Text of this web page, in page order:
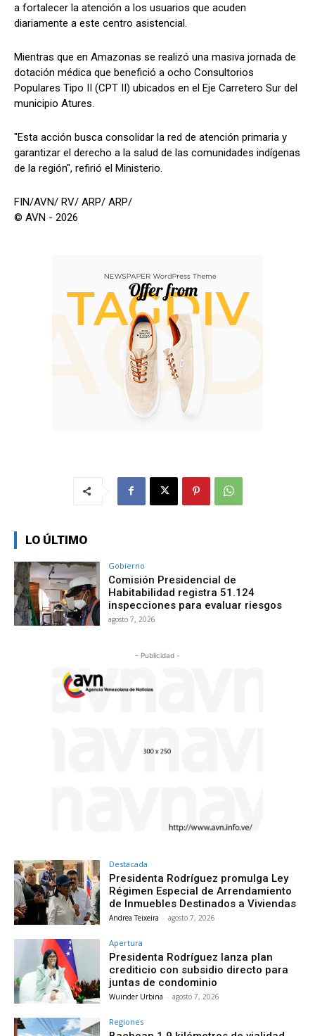
a fortalecer la atención a los usuarios que acuden
diariamente a este centro asistencial.
Mientras que en Amazonas se realizó una masiva jornada de
dotación médica que benefició a ocho Consultorios
Populares Tipo II (CPT II) ubicados en el Eje Carretero Sur del
municipio Atures.
"Esta acción busca consolidar la red de atención primaria y
garantizar el derecho a la salud de las comunidades indígenas
de la región", refirió el Ministerio.
FIN/AVN/ RV/ ARP/ ARP/
© AVN - 2026
LO ÚLTIMO
Gobierno
Comisión Presidencial de
Habitabilidad registra 51.124
inspecciones para evaluar riesgos
agosto 7, 2026
- Publicidad -
Destacada
Presidenta Rodríguez promulga Ley
Régimen Especial de Arrendamiento
de Inmuebles Destinados a Viviendas
Andrea Teixeira - agosto 7, 2026
Apertura
Presidenta Rodríguez lanza plan
crediticio con subsidio directo para
juntas de condominio
Wuinder Urbina - agosto 7, 2026
Regiones